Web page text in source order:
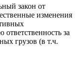
закон от
изменения
за
грузов (в т.ч.